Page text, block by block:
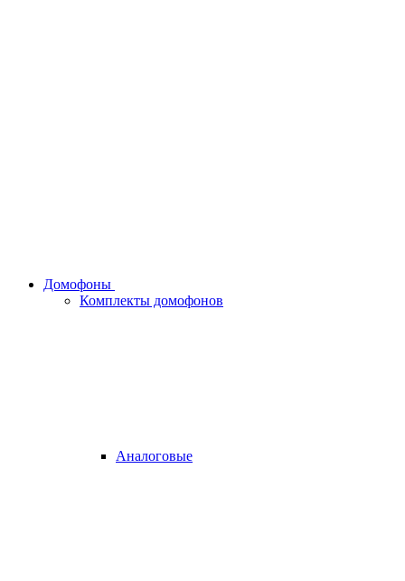
Домофоны
Комплекты домофонов
Аналоговые